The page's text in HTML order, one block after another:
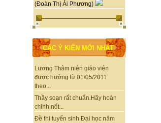
(Đoàn Thị Ái Phương)
CÁC Ý KIẾN MỚI NHẤT
Lương Thâm niên giáo viên
được hưởng từ 01/05/2011
theo...
Thầy soạn rất chuẩn.Hãy hoàn
chỉnh nốt...
Đề thi tuyển sinh Đại học năm